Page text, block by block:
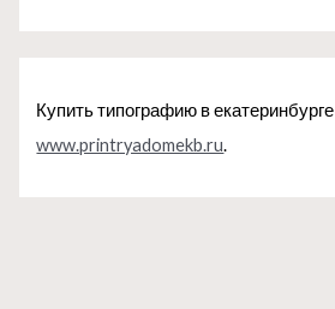
Купить типографию в екатеринбурге
www.printryadomekb.ru.